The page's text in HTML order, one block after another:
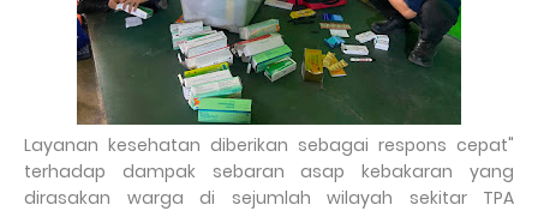
"Layanan kesehatan diberikan sebagai respons cepat
terhadap dampak sebaran asap kebakaran yang
dirasakan warga di sejumlah wilayah sekitar TPA